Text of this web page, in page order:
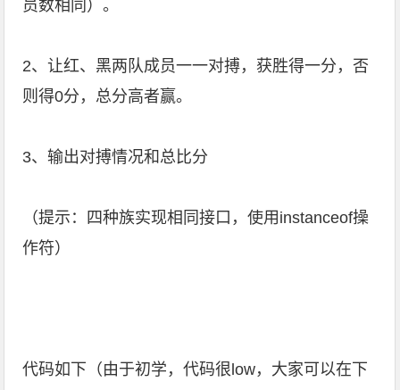
员数相同）。
2、让红、黑两队成员一一对搏，获胜得一分，否
则得0分，总分高者赢。
3、输出对搏情况和总比分
（提示：四种族实现相同接口，使用instanceof操
作符）
代码如下（由于初学，代码很low，大家可以在下